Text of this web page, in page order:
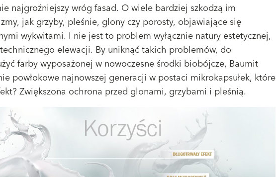
najgroźniejszy wróg fasad. O wiele bardziej szkodzą im
jak grzyby, pleśnie, glony czy porosty, objawiające się
wykwitami. I nie jest to problem wyłącznie natury estetycznej,
elewacji. By uniknąć takich problemów, do
farby wyposażonej w nowoczesne środki biobójcze, Baumit
powłokowe najnowszej generacji w postaci mikrokapsułek, które
Zwiększona ochrona przed glonami, grzybami i pleśnią.